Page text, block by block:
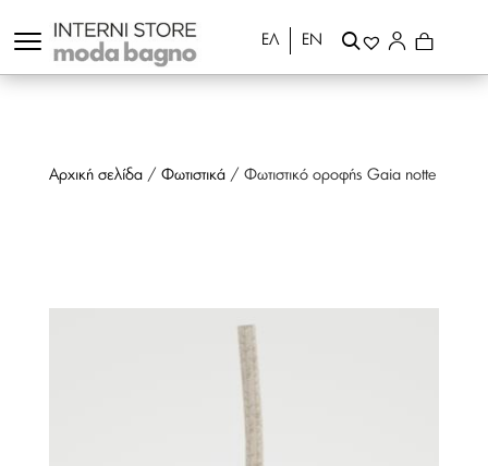
ΕΛ ΕΝ
Αρχική σελίδα/ Φωτιστικά/ Φωτιστικό οροφής Gaia notte